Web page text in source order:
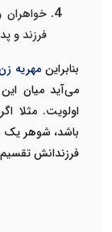
فرزند و
بنابراین مهریه
می‌آید میان
اولویت. مثلا
باشد، شوهر یک
فرزندانش